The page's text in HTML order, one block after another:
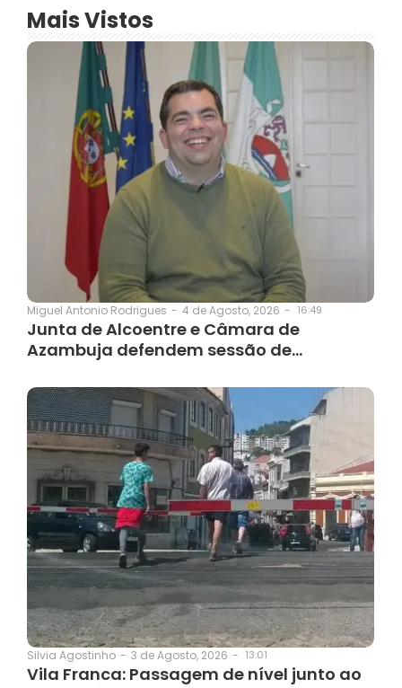
Mais Vistos
Miguel Antonio Rodrigues - 4 de Agosto, 2026 - 16:49
Junta de Alcoentre e Câmara de
Azambuja defendem sessão de…
Silvia Agostinho - 3 de Agosto, 2026 - 13:01
Vila Franca: Passagem de nível junto ao